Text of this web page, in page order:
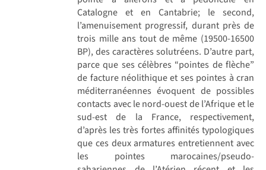
Catalogne et en Cantabrie; le second,
l’amenuisement progressif, durant près de
trois mille ans tout de même (19500-16500
BP), des caractères solutréens. D’autre part,
parce que ses célèbres “pointes de flèche”
de facture néolithique et ses pointes à cran
méditerranéennes évoquent de possibles
contacts avec le nord-ouest de l’Afrique et le
sud-est de la France, respectivement,
d’après les très fortes affinités typologiques
que ces deux armatures entretiennent avec
les pointes marocaines/pseudo-